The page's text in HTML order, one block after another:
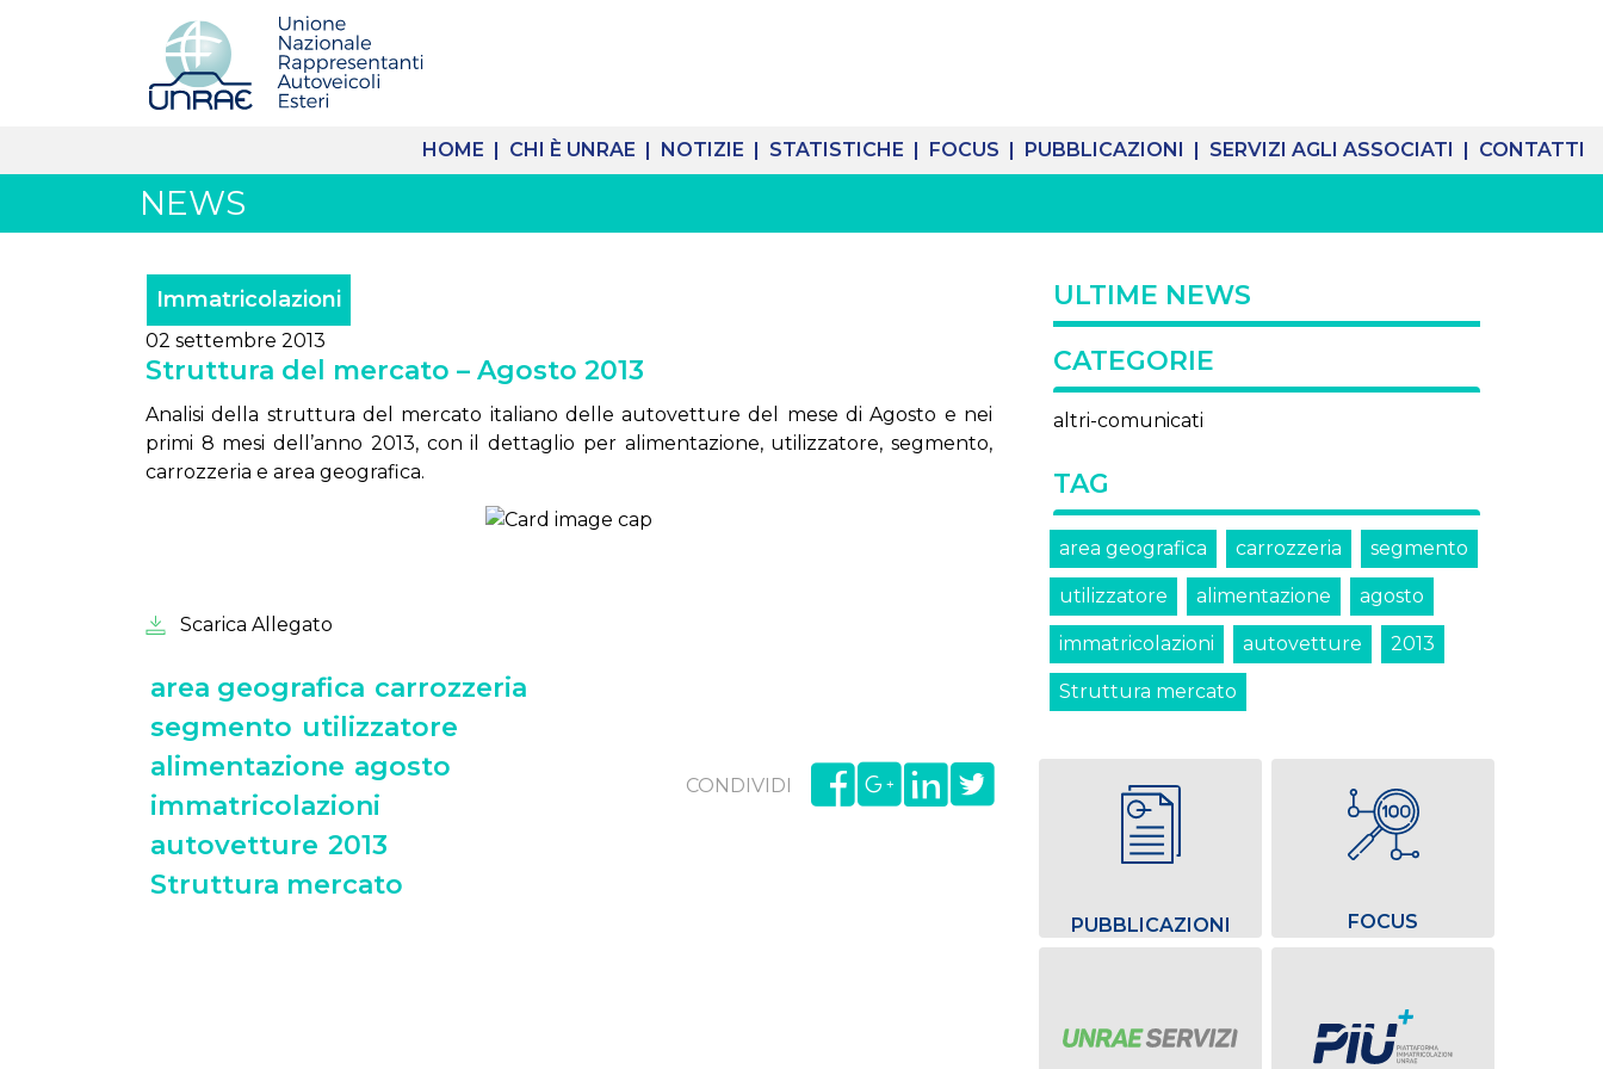
HOME | CHI È UNRAE | NOTIZIE | STATISTICHE | FOCUS | PUBBLICAZIONI | SERVIZI AGLI ASSOCIATI | CONTATTI
NEWS
Immatricolazioni
02 settembre 2013
Struttura del mercato – Agosto 2013
Analisi della struttura del mercato italiano delle autovetture del mese di Agosto e nei
primi 8 mesi dell’anno 2013, con il dettaglio per alimentazione, utilizzatore, segmento,
carrozzeria e area geografica.
Scarica Allegato
area geografica carrozzeria
segmento utilizzatore
alimentazione agosto
immatricolazioni
autovetture 2013
Struttura mercato
CONDIVIDI
ULTIME NEWS
CATEGORIE
altri-comunicati
TAG
area geografica carrozzeria segmento
utilizzatore alimentazione agosto
immatricolazioni autovetture 2013
Struttura mercato
PUBBLICAZIONI FOCUS